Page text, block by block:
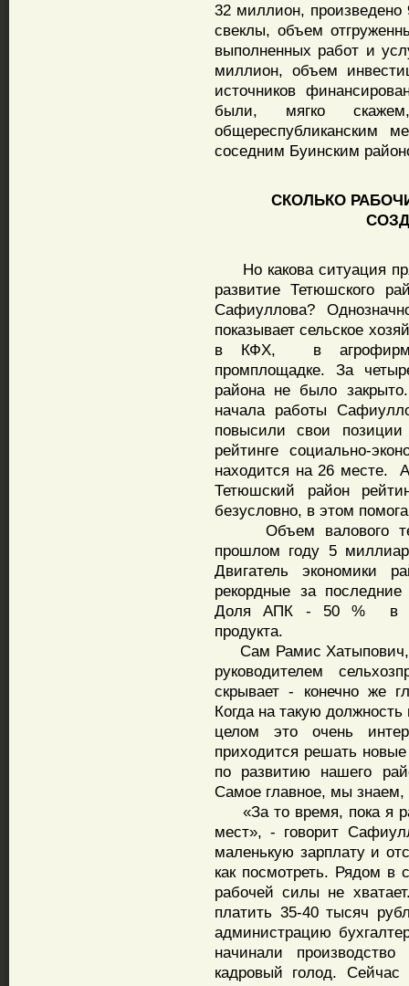
32 миллион, произведено
свеклы, объем
выполненных работ и
миллион, объем
источников
были, мягко
общереспубликанским
соседним Буинским
СКОЛЬКО
Но какова ситуация
развитие Тетюшского
Сафиуллова?
показывает сельское
в КФХ, в
промплощадке. За
района не было
начала работы
повысили свои
рейтинге социально-
находится на 26 месте.
Тетюшский район
безусловно, в этом
Объем валового
прошлом году 5
Двигатель экономики
рекордные за
Доля АПК - 50 % в
продукта.
Сам Рамис Хатыпович,
руководителем
скрывает - конечно же
Когда на такую
целом это очень
приходится решать
по развитию нашего
Самое главное, мы знаем,
«За то время, пока я
мест», - говорит
маленькую зарплату и
как посмотреть. Рядом в
рабочей силы не
платить 35-40 тысяч
администрацию
начинали
кадровый голод.